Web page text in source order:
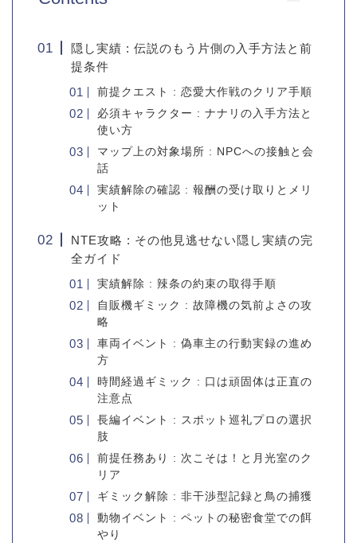
隠し実績 : 伝説のもう片側の入手方法と前
提条件
前提クエスト : 恋愛大作戦のクリア手順
必須キャラクター : ナナリの入手方法と
使い方
マップ上の対象場所 : NPCへの接触と会
話
実績解除の確認 : 報酬の受け取りとメリ
ット
NTE攻略 : その他見逃せない隠し実績の完
全ガイド
実績解除 : 辣条の約束の取得手順
自販機ギミック : 故障機の気前よさの攻
略
車両イベント : 偽車主の行動実録の進め
方
時間経過ギミック : 口は頑固体は正直の
注意点
長編イベント : スポット巡礼プロの選択
肢
前提任務あり : 次こそは！と月光室のク
リア
ギミック解除 : 非干渉型記録と鳥の捕獲
動物イベント : ペットの秘密食堂での餌
やり